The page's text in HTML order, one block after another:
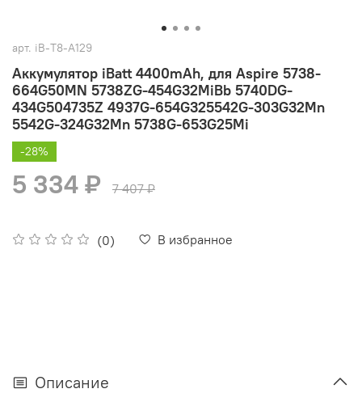
арт. iB-T8-A129
Аккумулятор iBatt 4400mAh, для Aspire 5738-
664G50MN 5738ZG-454G32MiBb 5740DG-
434G504735Z 4937G-654G325542G-303G32Mn
5542G-324G32Mn 5738G-653G25Mi
(0) В избранное
-28%
5 334 ₽ 7 407 ₽
Описание